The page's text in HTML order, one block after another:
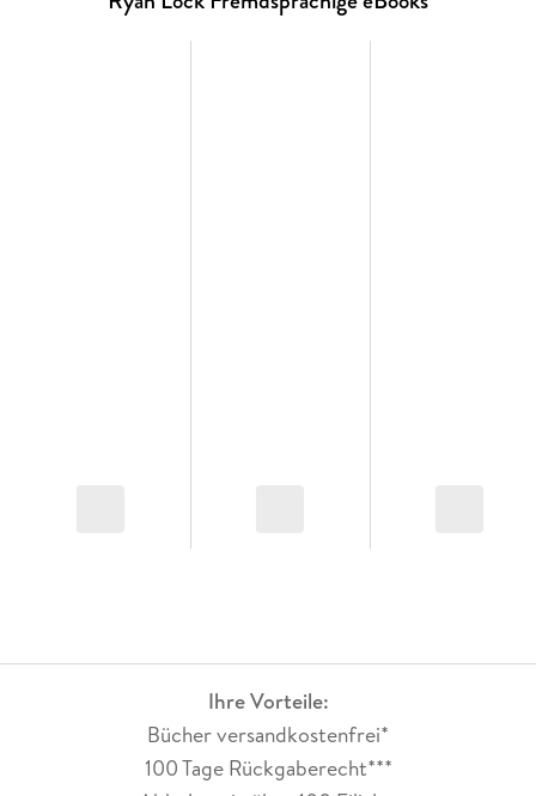
Ihre Vorteile:
Bücher versandkostenfrei*
100 Tage Rückgaberecht***